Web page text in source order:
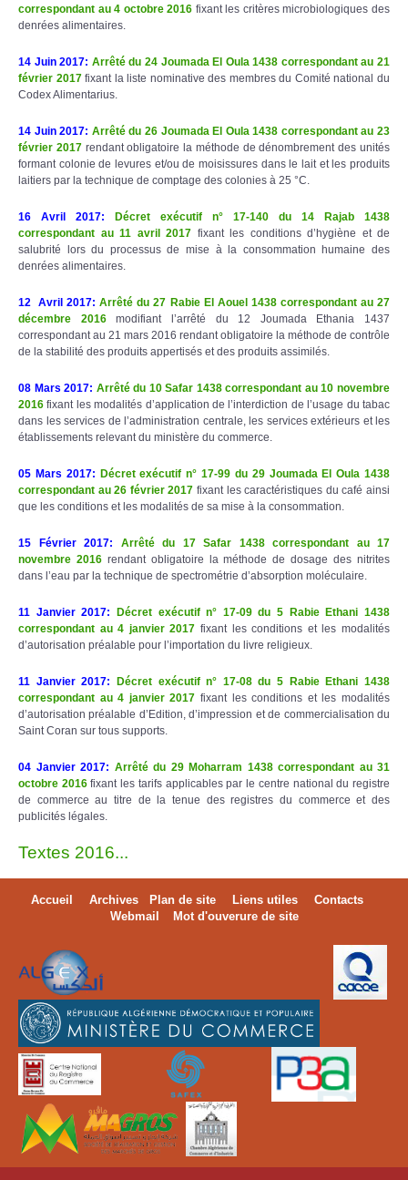
correspondant au 4 octobre 2016 fixant les critères microbiologiques des
denrées alimentaires.
14 Juin 2017: Arrêté du 24 Joumada El Oula 1438 correspondant au 21
février 2017fixant la liste nominative des membres du Comité national du
Codex Alimentarius.
14 Juin 2017: Arrêté du 26 Joumada El Oula 1438 correspondant au 23
février 2017rendant obligatoire la méthode de dénombrement des unités
formant colonie de levures et/ou de moisissures dans le lait et les produits
laitiers par la technique de comptage des colonies à 25 °C.
16 Avril 2017:
Décret exécutif n° 17-140 du 14 Rajab 1438
correspondant au 11 avril 2017 fixant les conditions d’hygiène et de
salubrité lors du processus de mise à la consommation humaine des
denrées alimentaires.
12 Avril 2017: Arrêté du 27 Rabie El Aouel 1438 correspondant au 27
décembre 2016modifiant l’arrêté du 12 Joumada Ethania 1437
correspondant au 21 mars 2016 rendant obligatoire la méthode de contrôle
de la stabilité des produits appertisés et des produits assimilés.
08 Mars 2017: Arrêté du 10 Safar 1438 correspondant au 10 novembre
2016 fixant les modalités d’application de l’interdiction de l’usage du tabac
dans les services de l’administration centrale, les services extérieurs et les
établissements relevant du ministère du commerce.
05 Mars 2017: Décret exécutif n° 17-99 du 29 Joumada El Oula 1438
correspondant au 26 février 2017 fixant les caractéristiques du café ainsi
que les conditions et les modalités de sa mise à la consommation.
15 Février 2017: Arrêté du 17 Safar 1438 correspondant au 17
novembre 2016rendant obligatoire la méthode de dosage des nitrites
dans l’eau par la technique de spectrométrie d’absorption moléculaire.
11 Janvier 2017: Décret exécutif n° 17-09 du 5 Rabie Ethani 1438
correspondant au 4 janvier 2017 fixant les conditions et les modalités
d’autorisation préalable pour l’importation du livre religieux.
11 Janvier 2017: Décret exécutif n° 17-08 du 5 Rabie Ethani 1438
correspondant au 4 janvier 2017 fixant les conditions et les modalités
d’autorisation préalable d’Edition, d’impression et de commercialisation du
Saint Coran sur tous supports.
04 Janvier 2017: Arrêté du 29 Moharram 1438 correspondant au 31
octobre 2016fixant les tarifs applicables par le centre national du registre
de commerce au titre de la tenue des registres du commerce et des
publicités légales.
Textes 2016...
Accueil Archives Plan de site Liens utiles
Contacts
Webmail
Mot d'ouverure de site